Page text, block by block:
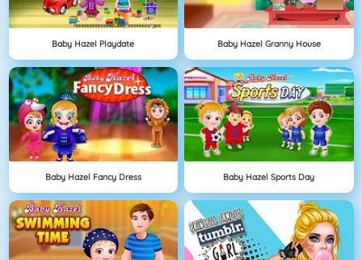
Baby Hazel Playdate Baby Hazel Granny House
Baby Hazel Fancy Dress Baby Hazel Sports Day